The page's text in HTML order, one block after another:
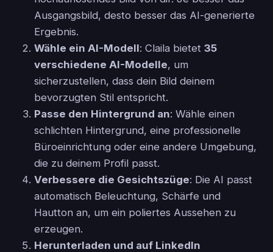
Ausgangsbild, desto besser das AI-generierte
Ergebnis.
Wähle ein AI-Modell: Claila bietet 35
verschiedene AI-Modelle, um
sicherzustellen, dass dein Bild deinem
bevorzugten Stil entspricht.
Passe den Hintergrund an: Wähle einen
schlichten Hintergrund, eine professionelle
Büroeinrichtung oder eine andere Umgebung,
die zu deinem Profil passt.
Verbessere die Gesichtszüge: Die AI passt
automatisch Beleuchtung, Schärfe und
Hautton an, um ein poliertes Aussehen zu
erzeugen.
Herunterladen und auf LinkedIn